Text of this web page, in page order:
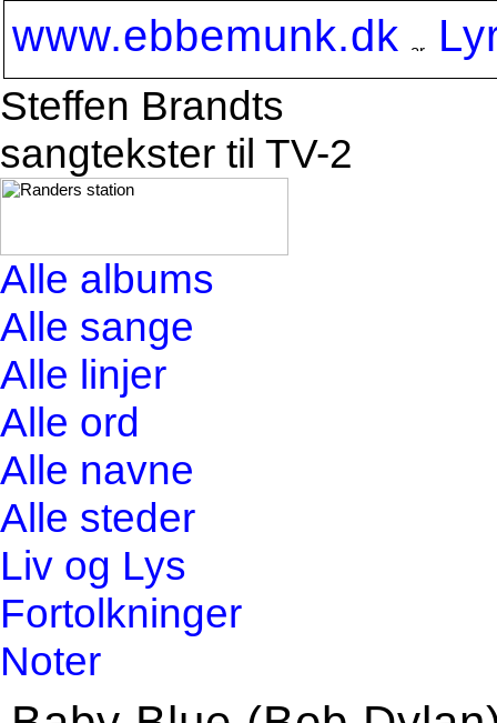
www.ebbemunk.dk
Steffen Brandts
sangtekster til TV-2
Alle albums
Alle sange
Alle linjer
Alle ord
Alle navne
Alle steder
Liv og Lys
Fortolkninger
Noter